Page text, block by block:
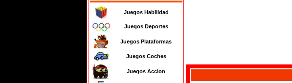
Juegos Habilidad
Juegos Deportes
Juegos Plataformas
Juegos Coches
Juegos Accion